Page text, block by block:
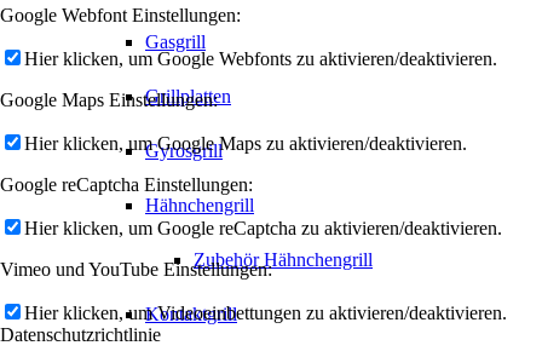
Gasgrill
Grillplatten
Gyrosgrill
Hähnchengrill
Zubehör Hähnchengrill
Kontaktgrill
Google Webfont Einstellungen:
Hier klicken, um Google Webfonts zu aktivieren/deaktivieren.
Google Maps Einstellungen:
Hier klicken, um Google Maps zu aktivieren/deaktivieren.
Google reCaptcha Einstellungen:
Hier klicken, um Google reCaptcha zu aktivieren/deaktivieren.
Vimeo und YouTube Einstellungen:
Hier klicken, um Videoeinbettungen zu aktivieren/deaktivieren.
Datenschutzrichtlinie